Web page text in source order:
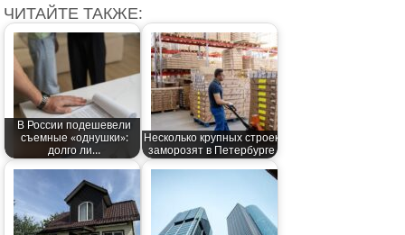
ЧИТАЙТЕ ТАКЖЕ:
В России подешевели
съемные «однушки»:
долго ли…
Несколько крупных строек
заморозят в Петербурге